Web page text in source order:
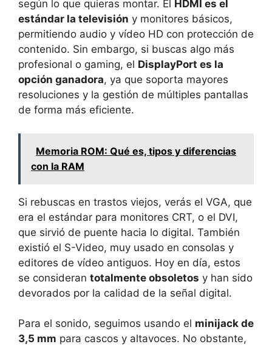
según lo que quieras montar. El
HDMI es el
estándar la televisión y monitores básicos,
permitiendo audio y vídeo HD con protección de
contenido. Sin embargo, si buscas algo más
profesional o gaming, el DisplayPort es la
opción ganadora, ya que soporta mayores
resoluciones y la gestión de múltiples pantallas
de forma más eficiente.
Memoria ROM: Qué es, tipos y diferencias
con la RAM
Si rebuscas en trastos viejos, verás el VGA, que
era el estándar para monitores CRT, o el DVI,
que sirvió de puente hacia lo digital. También
existió el S-Video, muy usado en consolas y
editores de vídeo antiguos. Hoy en día, estos
se consideran totalmente obsoletos y han sido
devorados por la calidad de la señal digital.
Para el sonido, seguimos usando el minijack de
3,5 mm para cascos y altavoces. No obstante,